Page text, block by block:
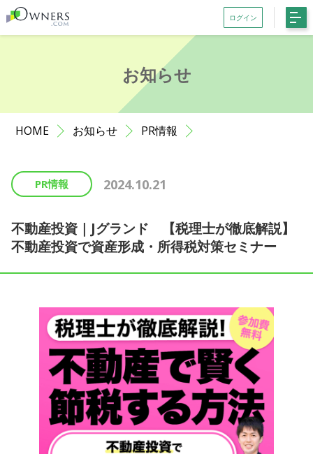
ログイン
会員登録がお済みでない方はこちら
お知らせ
サポート
初めての方へ よくある質問
お問い合わせ
会員規約
プライバシーポリシー
情報セキュリティポリシー
ソーシャルメディアポリシー
お知らせ
HOME お知らせ PR情報
PR情報 2024.10.21
不動産投資｜Jグランド 【税理士が徹底解説】
不動産投資で資産形成・所得税対策セミナー